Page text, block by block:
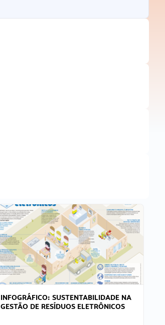
INFOGRÁFICO: SUSTENTABILIDADE NA
GESTÃO DE RESÍDUOS ELETRÔNICOS